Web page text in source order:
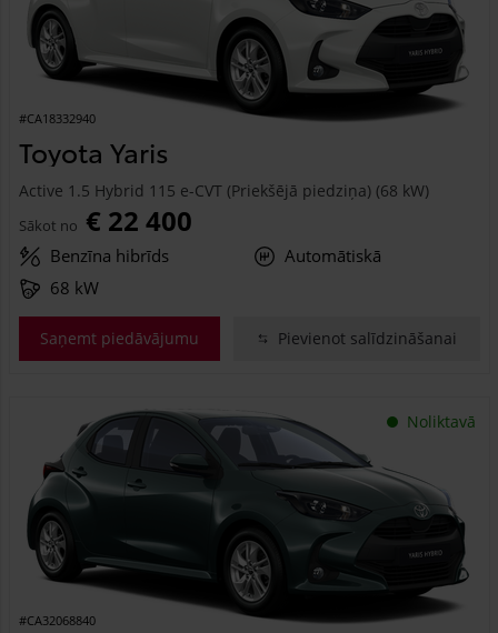
#CA18332940
Toyota Yaris
Active 1.5 Hybrid 115 e-CVT (Priekšējā piedziņa) (68 kW)
Sākot no € 22 400
Benzīna hibrīds
Automātiskā
68 kW
Saņemt piedāvājumu Pievienot salīdzināšanai
Noliktavā
#CA32068840